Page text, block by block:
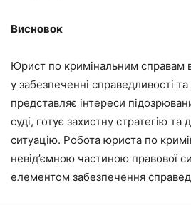
Висновок
Юрист по кримінальним справам
у забезпеченні справедливості
представляє інтереси
суді, готує захистну стратегію та
ситуацію. Робота юриста по
невід’ємною частиною правової
елементом забезпечення